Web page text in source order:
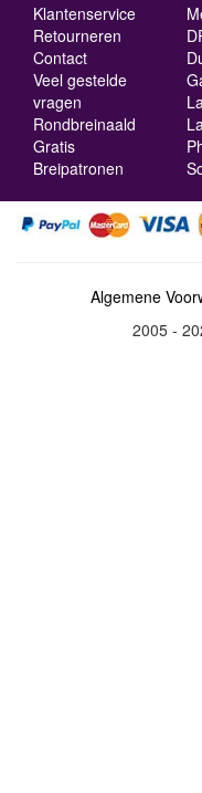
Klantenservice
Retourneren
Contact
Veel gestelde
vragen
Rondbreinaald
Gratis
Breipatronen
Algemene
2005 -